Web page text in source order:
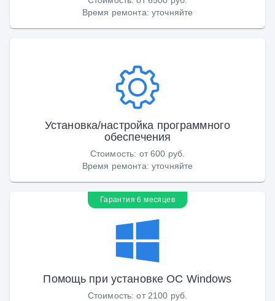
Время ремонта: уточняйте
Установка/настройка программного
обеспечения
Стоимость: от 600 руб.
Время ремонта: уточняйте
Гарантия 6 месяцев
Помощь при установке ОС Windows
Стоимость:от 2100 руб.